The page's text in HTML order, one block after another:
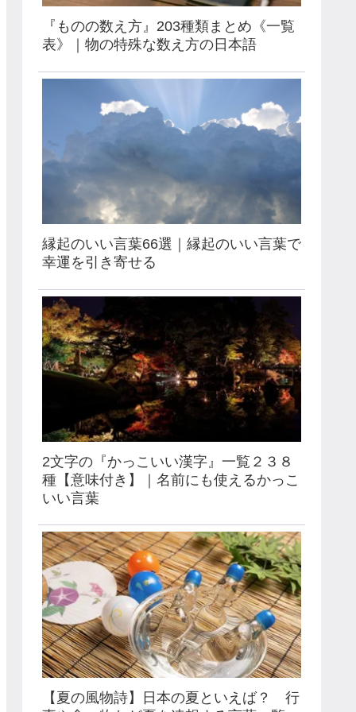
『ものの数え方』203種類まとめ《一覧
表》｜物の特殊な数え方の日本語
縁起のいい言葉66選｜縁起のいい言葉で
幸運を引き寄せる
2文字の『かっこいい漢字』一覧２３８
種【意味付き】｜名前にも使えるかっこ
いい言葉
【夏の風物詩】日本の夏といえば？ 行